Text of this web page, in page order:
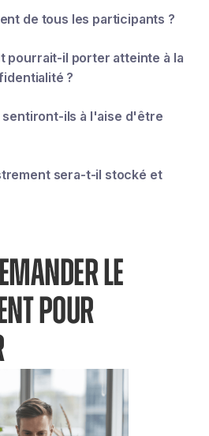
de tous les participants ?
pourrait-il porter atteinte à la
?
sentiront-ils à l'aise d'être
sera-t-il stocké et
LE
POUR